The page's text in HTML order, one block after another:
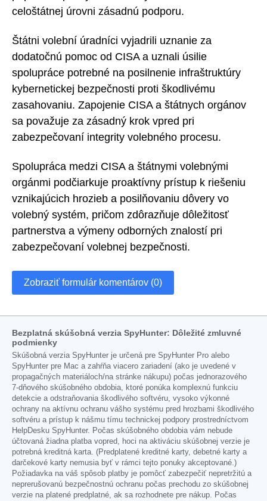
celoštátnej úrovni zásadnú podporu.
Štátni volební úradníci vyjadrili uznanie za
dodatočnú pomoc od CISA a uznali úsilie
spolupráce potrebné na posilnenie infraštruktúry
kybernetickej bezpečnosti proti škodlivému
zasahovaniu. Zapojenie CISA a štátnych orgánov
sa považuje za zásadný krok vpred pri
zabezpečovaní integrity volebného procesu.
Spolupráca medzi CISA a štátnymi volebnými
orgánmi podčiarkuje proaktívny prístup k riešeniu
vznikajúcich hrozieb a posilňovaniu dôvery vo
volebný systém, pričom zdôrazňuje dôležitosť
partnerstva a výmeny odborných znalostí pri
zabezpečovaní volebnej bezpečnosti.
Zobraziť formulár komentárov (0)
Bezplatná skúšobná verzia SpyHunter: Dôležité zmluvné
podmienky
Skúšobná verzia SpyHunter je určená pre SpyHunter Pro alebo
SpyHunter pre Mac a zahŕňa viacero zariadení (ako je uvedené v
propagačných materiáloch/na stránke nákupu) počas jednorazového
7-dňového skúšobného obdobia, ktoré ponúka komplexnú funkciu
detekcie a odstraňovania škodlivého softvéru, vysoko výkonné
ochrany na aktívnu ochranu vášho systému pred hrozbami škodlivého
softvéru a prístup k nášmu tímu technickej podpory prostredníctvom
HelpDesku SpyHunter. Počas skúšobného obdobia vám nebude
účtovaná žiadna platba vopred, hoci na aktiváciu skúšobnej verzie je
potrebná kreditná karta. (Predplatené kreditné karty, debetné karty a
darčekové karty nemusia byť v rámci tejto ponuky akceptované.)
Požiadavka na váš spôsob platby je pomôcť zabezpečiť nepretržitú a
neprerušovanú bezpečnostnú ochranu počas prechodu zo skúšobnej
verzie na platené predplatné, ak sa rozhodnete pre nákup. Počas